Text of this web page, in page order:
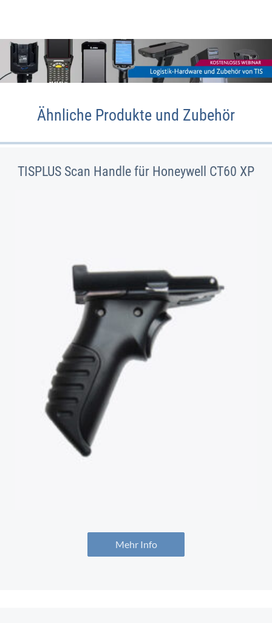
Ähnliche Produkte und Zubehör
TISPLUS Scan Handle für Honeywell CT60 XP
Mehr Info